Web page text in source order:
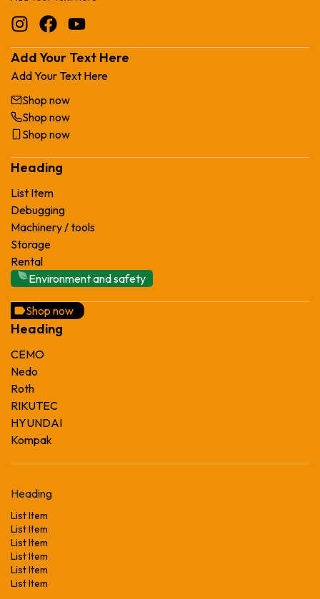
Add Your Text Here
Add Your Text Here
Shop now
Shop now
Shop now
Heading
List Item
Debugging
Machinery / tools
Storage
Rental
Environment and safety
Shop now
Heading
CEMO
Nedo
Roth
RIKUTEC
HYUNDAI
Kompak
Heading
List Item
List Item
List Item
List Item
List Item
List Item